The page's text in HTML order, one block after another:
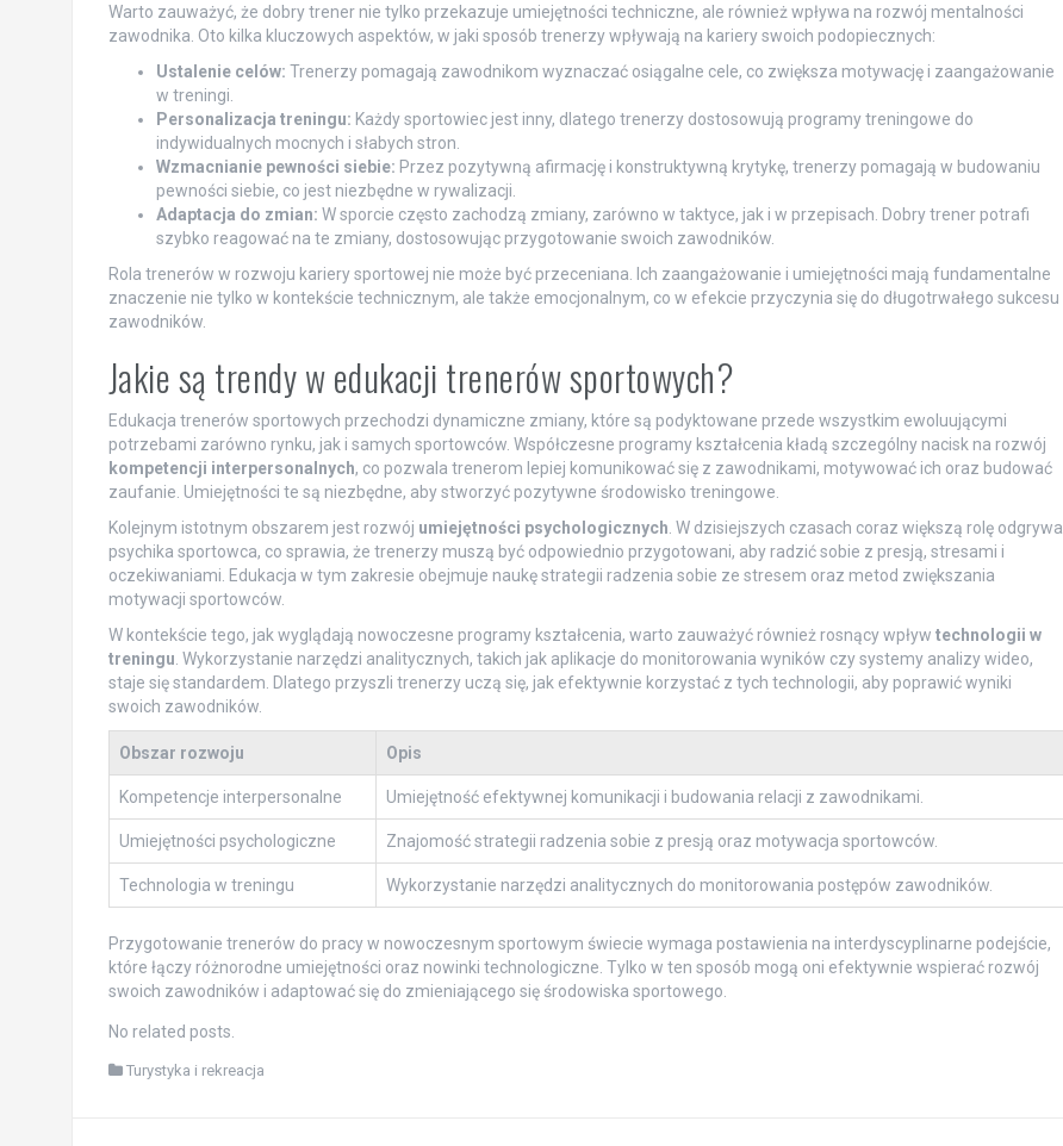
Warto zauważyć, że dobry trener nie tylko przekazuje umiejętności techniczne, ale również wpływa na rozwój mentalności
zawodnika. Oto kilka kluczowych aspektów, w jaki sposób trenerzy wpływają na kariery swoich podopiecznych:
Ustalenie celów: Trenerzy pomagają zawodnikom wyznaczać osiągalne cele, co zwiększa motywację i zaangażowanie
w treningi.
Personalizacja treningu: Każdy sportowiec jest inny, dlatego trenerzy dostosowują programy treningowe do
indywidualnych mocnych i słabych stron.
Wzmacnianie pewności siebie: Przez pozytywną afirmację i konstruktywną krytykę, trenerzy pomagają w budowaniu
pewności siebie, co jest niezbędne w rywalizacji.
Adaptacja do zmian: W sporcie często zachodzą zmiany, zarówno w taktyce, jak i w przepisach. Dobry trener potrafi
szybko reagować na te zmiany, dostosowując przygotowanie swoich zawodników.
Rola trenerów w rozwoju kariery sportowej nie może być przeceniana. Ich zaangażowanie i umiejętności mają fundamentalne
znaczenie nie tylko w kontekście technicznym, ale także emocjonalnym, co w efekcie przyczynia się do długotrwałego sukcesu
zawodników.
Jakie są trendy w edukacji trenerów sportowych?
Edukacja trenerów sportowych przechodzi dynamiczne zmiany, które są podyktowane przede wszystkim ewoluującymi
potrzebami zarówno rynku, jak i samych sportowców. Współczesne programy kształcenia kładą szczególny nacisk na rozwój
kompetencji interpersonalnych, co pozwala trenerom lepiej komunikować się z zawodnikami, motywować ich oraz budować
zaufanie. Umiejętności te są niezbędne, aby stworzyć pozytywne środowisko treningowe.
Kolejnym istotnym obszarem jest rozwój umiejętności psychologicznych . W dzisiejszych czasach coraz większą rolę odgrywa
psychika sportowca, co sprawia, że trenerzy muszą być odpowiednio przygotowani, aby radzić sobie z presją, stresami i
oczekiwaniami. Edukacja w tym zakresie obejmuje naukę strategii radzenia sobie ze stresem oraz metod zwiększania
motywacji sportowców.
W kontekście tego, jak wyglądają nowoczesne programy kształcenia, warto zauważyć również rosnący wpływ technologii w
treningu . Wykorzystanie narzędzi analitycznych, takich jak aplikacje do monitorowania wyników czy systemy analizy wideo,
staje się standardem. Dlatego przyszli trenerzy uczą się, jak efektywnie korzystać z tych technologii, aby poprawić wyniki
swoich zawodników.
Obszar rozwoju Opis
Kompetencje interpersonalne Umiejętność efektywnej komunikacji i budowania relacji z zawodnikami.
Umiejętności psychologiczne Znajomość strategii radzenia sobie z presją oraz motywacja sportowców.
Technologia w treningu Wykorzystanie narzędzi analitycznych do monitorowania postępów zawodników.
Przygotowanie trenerów do pracy w nowoczesnym sportowym świecie wymaga postawienia na interdyscyplinarne podejście,
które łączy różnorodne umiejętności oraz nowinki technologiczne. Tylko w ten sposób mogą oni efektywnie wspierać rozwój
swoich zawodników i adaptować się do zmieniającego się środowiska sportowego.
No related posts.
Turystyka i rekreacja